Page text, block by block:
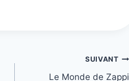
SUIVANT
Le Monde de Zappi